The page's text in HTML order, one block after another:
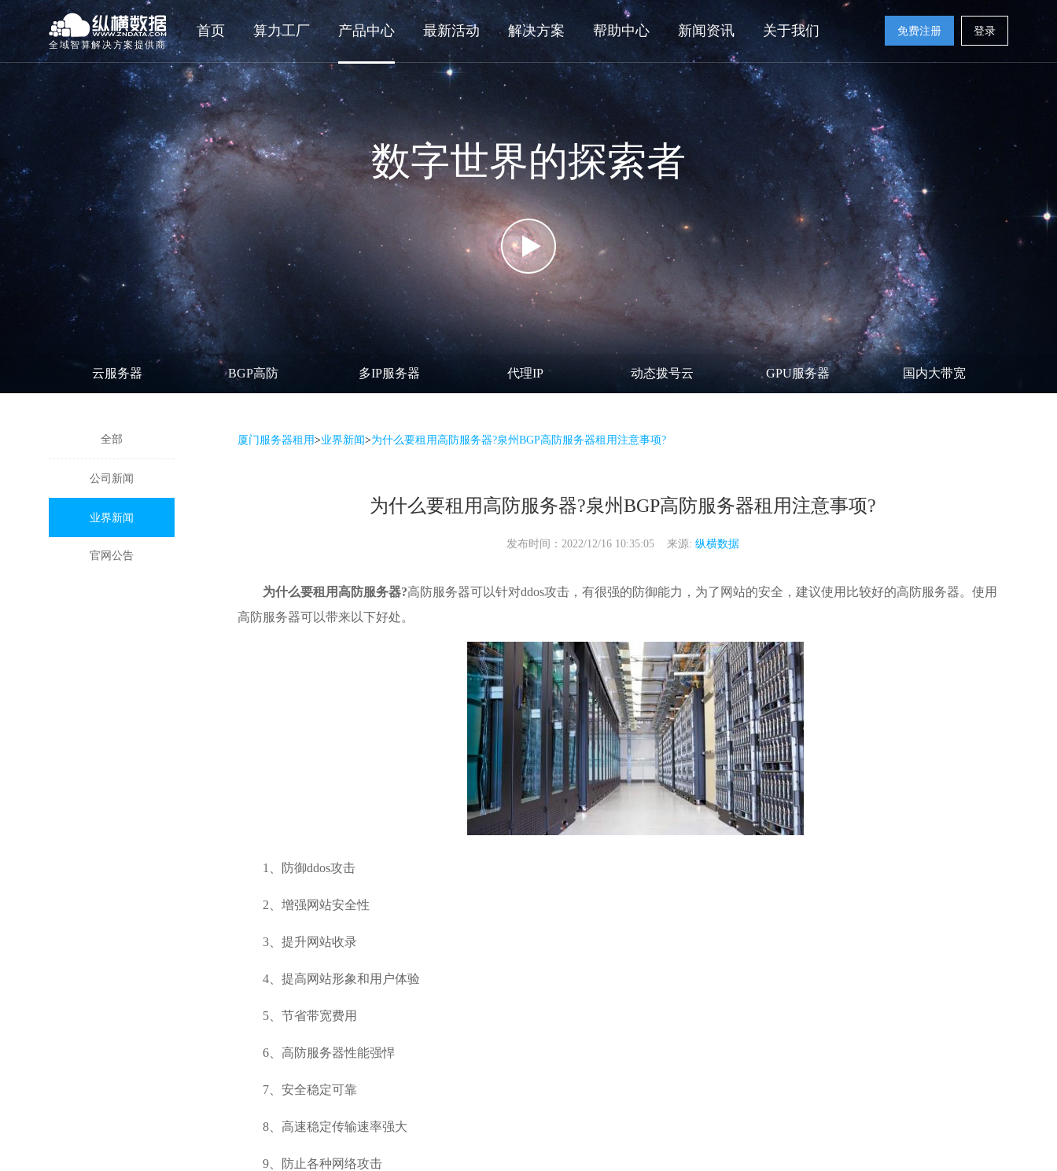
全域智算解决方案提供商
首页 算力工厂 产品中心 最新活动 解决方案 帮助中心 新闻资讯 关于我们 免费注册 登录
数字世界的探索者
云服务器 BGP高防 多IP服务器 代理IP 动态拨号云 GPU服务器 国内大带宽
全部
公司新闻
业界新闻
官网公告
厦门服务器租用>业界新闻>为什么要租用高防服务器?泉州BGP高防服务器租用注意事项?
为什么要租用高防服务器?泉州BGP高防服务器租用注意事项?
发布时间：2022/12/16 10:35:05 来源: 纵横数据
为什么要租用高防服务器?高防服务器可以针对ddos攻击，有很强的防御能力，为了网站的安全，建议使用比较好的高防服务器。使用
高防服务器可以带来以下好处。
1、 防御ddos攻击
2、增强网站安全性
3、提升网站收录
4、提高网站形象和用户体验
5、节省带宽费用
6、高防服务器性能强悍
7、安全稳定可靠
8、高速稳定传输速率强大
9、防止各种网络攻击